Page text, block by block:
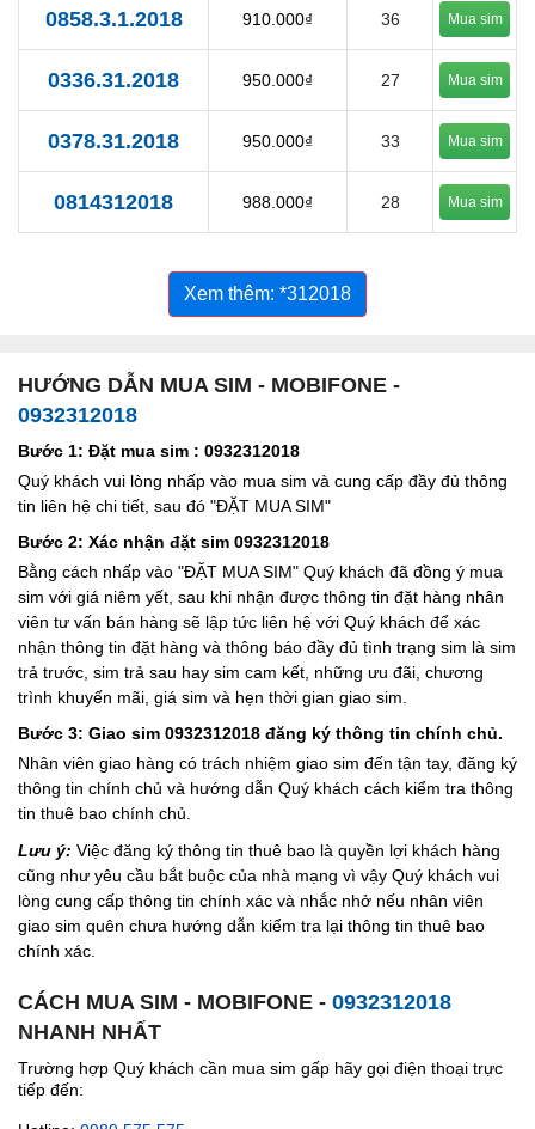
0858.3.1.2018 910.000₫ 36 Mua sim
0336.31.2018 950.000₫ 27 Mua sim
0378.31.2018 950.000₫ 33 Mua sim
0814312018 988.000₫ 28 Mua sim
Xem thêm: *312018
HƯỚNG DẪN MUA SIM - MOBIFONE -
0932312018
Bước 1: Đặt mua sim : 0932312018
Quý khách vui lòng nhấp vào mua sim và cung cấp đầy đủ thông
tin liên hệ chi tiết, sau đó "ĐẶT MUA SIM"
Bước 2: Xác nhận đặt sim 0932312018
Bằng cách nhấp vào "ĐẶT MUA SIM" Quý khách đã đồng ý mua
sim với giá niêm yết, sau khi nhận được thông tin đặt hàng nhân
viên tư vấn bán hàng sẽ lập tức liên hệ với Quý khách để xác
nhận thông tin đặt hàng và thông báo đầy đủ tình trạng sim là sim
trả trước, sim trả sau hay sim cam kết, những ưu đãi, chương
trình khuyến mãi, giá sim và hẹn thời gian giao sim.
Bước 3: Giao sim 0932312018 đăng ký thông tin chính chủ.
Nhân viên giao hàng có trách nhiệm giao sim đến tận tay, đăng ký
thông tin chính chủ và hướng dẫn Quý khách cách kiểm tra thông
tin thuê bao chính chủ.
Lưu ý: Việc đăng ký thông tin thuê bao là quyền lợi khách hàng
cũng như yêu cầu bắt buộc của nhà mạng vì vậy Quý khách vui
lòng cung cấp thông tin chính xác và nhắc nhở nếu nhân viên
giao sim quên chưa hướng dẫn kiểm tra lại thông tin thuê bao
chính xác.
CÁCH MUA SIM - MOBIFONE - 0932312018
NHANH NHẤT
Trường hợp Quý khách cần mua sim gấp hãy gọi điện thoại trực
tiếp đến: